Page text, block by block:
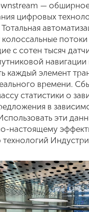
—
цифровых
колоссальные
с сотен тысяч
каждый элемент
времени.
статистики о
в
эти
настоящему